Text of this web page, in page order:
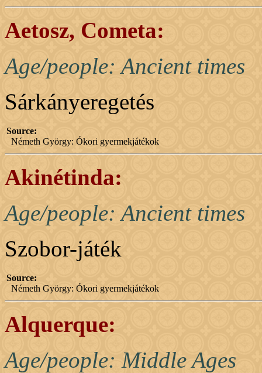
Aetosz, Cometa:
Age/people: Ancient times
Sárkányeregetés
Source:
Németh György: Ókori gyermekjátékok
Akinétinda:
Age/people: Ancient times
Szobor-játék
Source:
Németh György: Ókori gyermekjátékok
Alquerque:
Age/people: Middle Ages